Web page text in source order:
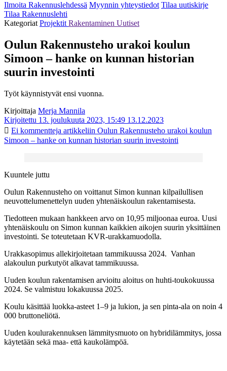
Ilmoita Rakennuslehdessä Myynnin yhteystiedot Tilaa uutiskirje
Tilaa Rakennuslehti
KategoriatProjektitRakentaminen Uutiset
Oulun Rakennusteho urakoi koulun
Simoon – hanke on kunnan historian
suurin investointi
Työt käynnistyvät ensi vuonna.
Kirjoittaja Merja Mannila
Kirjoitettu 13. joulukuuta 2023, 15:49 13.12.2023
Ei kommentteja artikkeliin Oulun Rakennusteho urakoi koulun
Simoon – hanke on kunnan historian suurin investointi
Kuuntele juttu
Oulun Rakennusteho on voittanut Simon kunnan kilpailullisen
neuvottelumenettelyn uuden yhtenäiskoulun rakentamisesta.
Tiedotteen mukaan hankkeen arvo on 10,95 miljoonaa euroa. Uusi
yhtenäiskoulu on Simon kunnan kaikkien aikojen suurin yksittäinen
investointi. Se toteutetaan KVR-urakkamuodolla.
Urakkasopimus allekirjoitetaan tammikuussa 2024. Vanhan
alakoulun purkutyöt alkavat tammikuussa.
Uuden koulun rakentamisen arvioitu aloitus on huhti-toukokuussa
2024. Se valmistuu lokakuussa 2025.
Koulu käsittää luokka-asteet 1–9 ja lukion, ja sen pinta-ala on noin 4
000 bruttoneliötä.
Uuden koulurakennuksen lämmitysmuoto on hybridilämmitys, jossa
käytetään sekä maa- että kaukolämpöä.